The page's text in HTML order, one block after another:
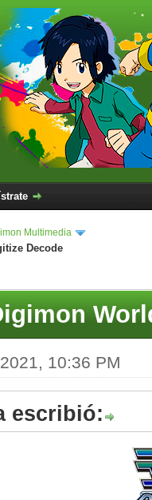
Multimedia
Decode
10:36 PM
escribió: